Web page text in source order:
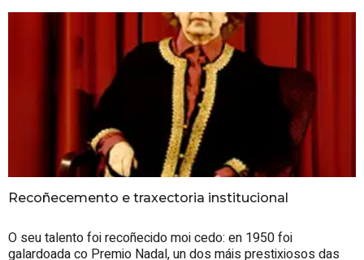
Recoñecemento e traxectoria institucional
O seu talento foi recoñecido moi cedo: en 1950 foi
galardoada co Premio Nadal, un dos máis prestixiosos das